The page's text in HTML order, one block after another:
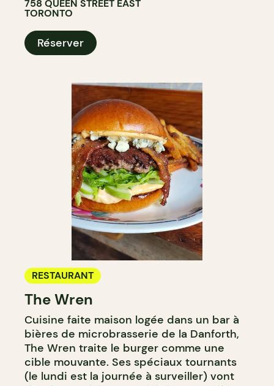
758 QUEEN STREET EAST
TORONTO
Réserver
RESTAURANT
The Wren
Cuisine faite maison logée dans un bar à
bières de microbrasserie de la Danforth,
The Wren traite le burger comme une
cible mouvante. Ses spéciaux tournants
(le lundi est la journée à surveiller) vont